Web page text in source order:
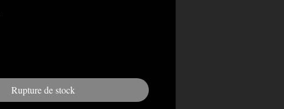
Rupture de stock